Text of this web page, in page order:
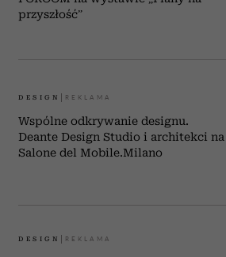
przyszłość”
DESIGN
Wspólne odkrywanie designu.
Deante Design Studio i architekci na
Salone del Mobile.Milano
DESIGN